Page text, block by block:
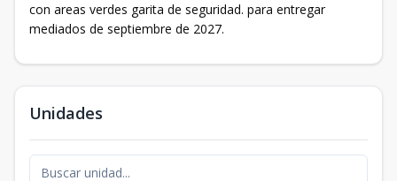
con areas verdes garita de seguridad. para entregar
mediados de septiembre de 2027.
Unidades